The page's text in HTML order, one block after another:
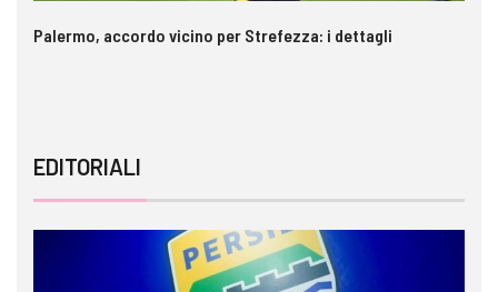
Palermo, accordo vicino per Strefezza: i dettagli
EDITORIALI